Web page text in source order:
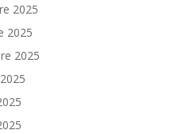
2025
2025
2025